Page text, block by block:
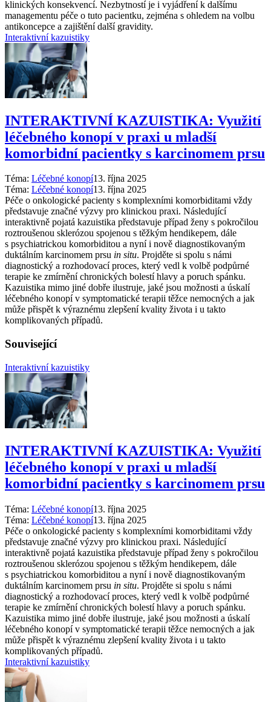
klinických konsekvencí. Nezbytností je i vyjádření k dalšímu
managementu péče o tuto pacientku, zejména s ohledem na volbu
antikoncepce a zajištění další gravidity.
Interaktivní kazuistiky
INTERAKTIVNÍ KAZUISTIKA: Využití
léčebného konopí v praxi u mladší
komorbidní pacientky s karcinomem prsu
Téma: Léčebné konopí13. října 2025
Téma: Léčebné konopí13. října 2025
Péče o onkologické pacienty s komplexními komorbiditami vždy
představuje značné výzvy pro klinickou praxi. Následující
interaktivně pojatá kazuistika představuje případ ženy s pokročilou
roztroušenou sklerózou spojenou s těžkým hendikepem, dále
s psychiatrickou komorbiditou a nyní i nově diagnostikovaným
duktálním karcinomem prsu in situ. Projděte si spolu s námi
diagnostický a rozhodovací proces, který vedl k volbě podpůrné
terapie ke zmírnění chronických bolestí hlavy a poruch spánku.
Kazuistika mimo jiné dobře ilustruje, jaké jsou možnosti a úskalí
léčebného konopí v symptomatické terapii těžce nemocných a jak
může přispět k výraznému zlepšení kvality života i u takto
komplikovaných případů.
Související
Interaktivní kazuistiky
INTERAKTIVNÍ KAZUISTIKA: Využití
léčebného konopí v praxi u mladší
komorbidní pacientky s karcinomem prsu
Téma: Léčebné konopí13. října 2025
Téma: Léčebné konopí13. října 2025
Péče o onkologické pacienty s komplexními komorbiditami vždy
představuje značné výzvy pro klinickou praxi. Následující
interaktivně pojatá kazuistika představuje případ ženy s pokročilou
roztroušenou sklerózou spojenou s těžkým hendikepem, dále
s psychiatrickou komorbiditou a nyní i nově diagnostikovaným
duktálním karcinomem prsu in situ. Projděte si spolu s námi
diagnostický a rozhodovací proces, který vedl k volbě podpůrné
terapie ke zmírnění chronických bolestí hlavy a poruch spánku.
Kazuistika mimo jiné dobře ilustruje, jaké jsou možnosti a úskalí
léčebného konopí v symptomatické terapii těžce nemocných a jak
může přispět k výraznému zlepšení kvality života i u takto
komplikovaných případů.
Interaktivní kazuistiky